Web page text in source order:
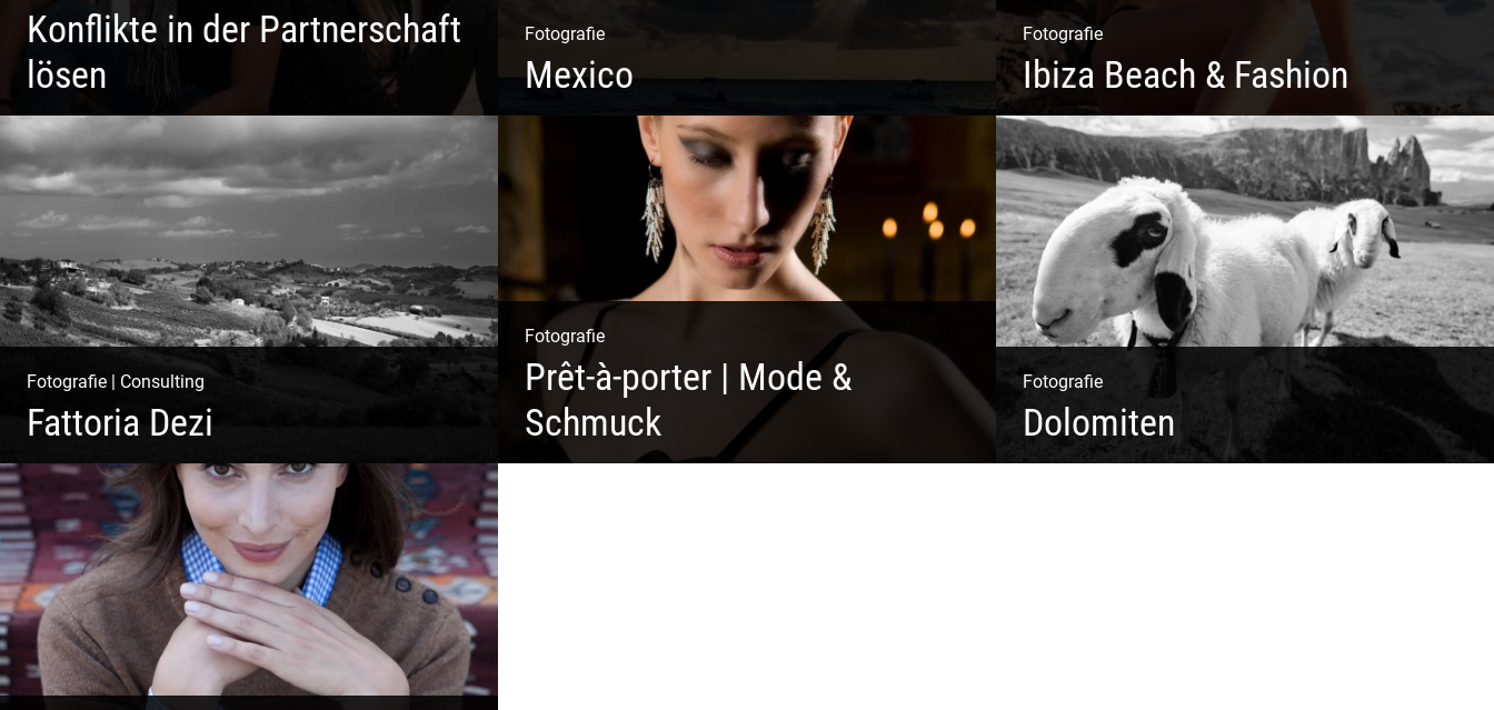
Konflikte in der Partnerschaft
lösen
Paar Coaching – Der Weg in die Leichtigkeit und
Harmonie
Fotografie
Mexico
Travelling Mexico | Tulum Sunsets | Yellow Izamal | Isla
Fotografie
Ibiza Beach & Fashion
Ibiza Beach & Fashion
Fotografie Consulting
Fattoria Dezi
Konzeption & Gestaltung | Übersetzung & Medien |
Fotografie & Texting | Feine Weine
Fotografie
Prêt-à-porter | Mode &
Schmuck
Fotografie
Dolomiten